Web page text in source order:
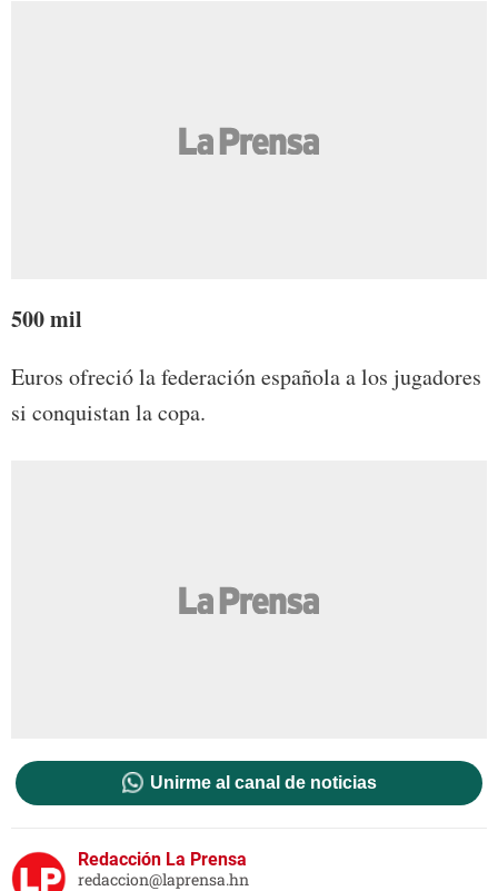
500 mil
Euros ofreció la federación española a los jugadores
si conquistan la copa.
Unirme al canal de noticias
Redacción La Prensa
redaccion@laprensa.hn